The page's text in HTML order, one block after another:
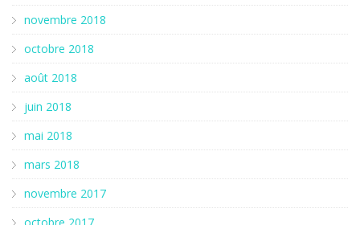
novembre 2018
octobre 2018
août 2018
juin 2018
mai 2018
mars 2018
novembre 2017